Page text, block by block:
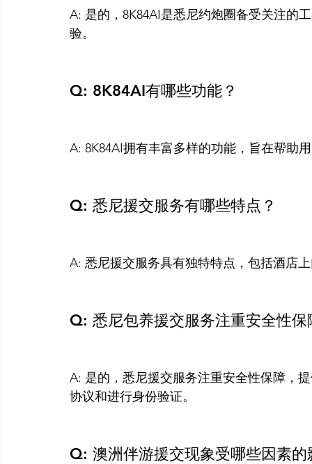
A: 是的，8K84AI是悉尼约炮圈备受关注的
验。
Q: 8K84AI有哪些功能？
A: 8K84AI拥有丰富多样的功能，旨在帮助
Q: 悉尼援交服务有哪些特点？
A: 悉尼援交服务具有独特特点，包括酒店
Q: 悉尼包养援交服务注重安全性保
A: 是的，悉尼援交服务注重安全性保障，
协议和进行身份验证。
Q: 澳洲伴游援交现象受哪些因素的